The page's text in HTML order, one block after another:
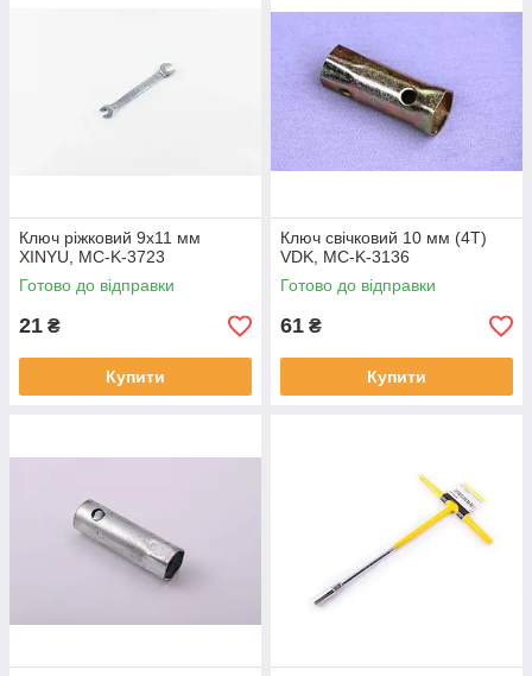
Ключ ріжковий 9х11 мм
XINYU, MC-K-3723
Готово до відправки
21 ₴
Купити
Ключ свічковий 10 мм (4T)
VDK, MC-K-3136
Готово до відправки
61 ₴
Купити